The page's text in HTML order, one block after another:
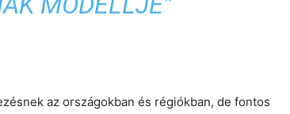
az országokban és régiókban, de fontos